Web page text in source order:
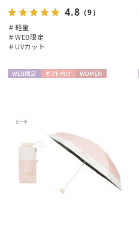
カラー
価格・割引率
在庫表示
4.8 （9）
＃軽量
＃WEB限定
＃UVカット